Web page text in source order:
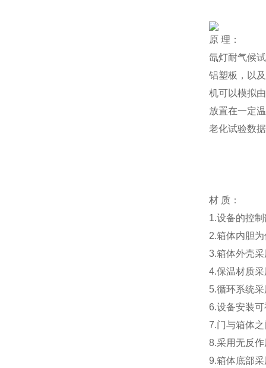
原 理：
氙灯耐气候
铝塑板，以
机可以模拟
放置在一定
老化试验数
材 质：
1.设备的控
2.箱体内胆
3.箱体外壳
4.保温材质
5.循环系统
6.设备安装
7.门与箱体
8.采用无反
9.箱体底部